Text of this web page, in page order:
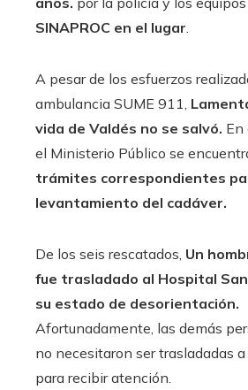
SINAPROC en el lugar
A pesar de los esfuerzos
ambulancia SUME 911,
vida de Valdés no se salvó. En
el Ministerio Público se
trámites correspondientes
levantamiento del cadáver.
De los seis rescatados, Un
fue trasladado al Hospital
su estado de desorientación.
Afortunadamente, las demás
no necesitaron ser trasladadas
para recibir atención.